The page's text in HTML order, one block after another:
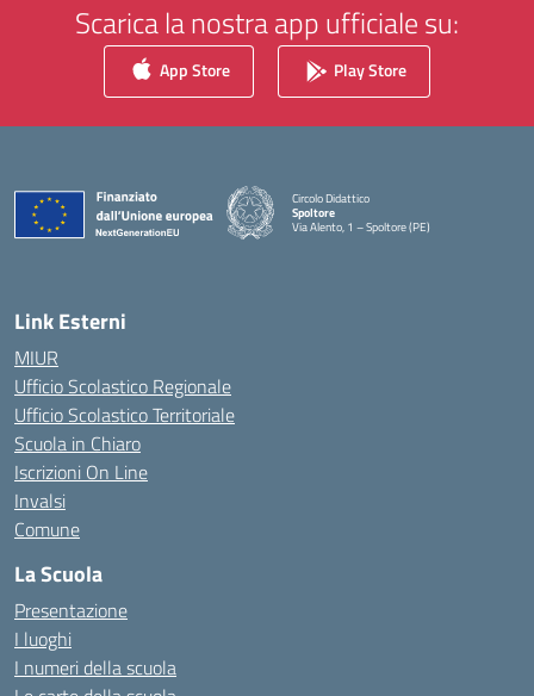
Scarica la nostra app ufficiale su:
App Store Play Store
Circolo Didattico
Spoltore
Via Alento, 1 – Spoltore (PE)
Link Esterni
MIUR
Ufficio Scolastico Regionale
Ufficio Scolastico Territoriale
Scuola in Chiaro
Iscrizioni On Line
Invalsi
Comune
La Scuola
Presentazione
I luoghi
I numeri della scuola